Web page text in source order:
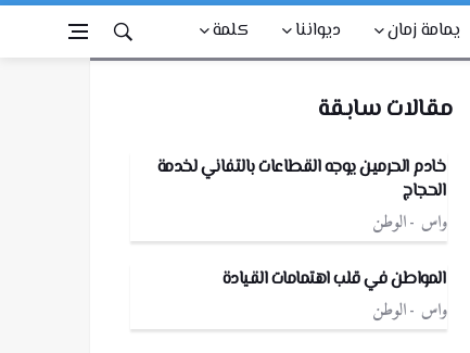
يمامة زمان ديواننا كلمة
مقالات سابقة
خادم الحرمين يوجه القطاعات بالتفاني لخدمة
الحجاج
واس الوطن
المواطن في قلب اهتمامات القيادة
واس الوطن